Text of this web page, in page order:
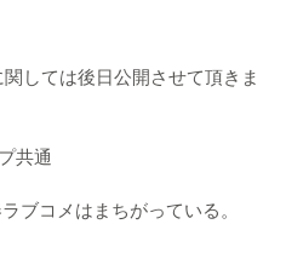
しては後日公開させて頂きま
共通
ブコメはまちがっている。